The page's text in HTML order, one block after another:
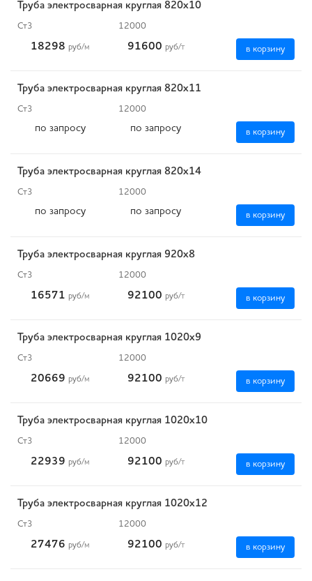
Труба электросварная круглая 820х10
Ст3 12000
18298 руб/м 91600 руб/т в корзину
Труба электросварная круглая 820х11
Ст3 12000
по запросу по запросу в корзину
Труба электросварная круглая 820х14
Ст3 12000
по запросу по запросу в корзину
Труба электросварная круглая 920х8
Ст3 12000
16571 руб/м 92100 руб/т в корзину
Труба электросварная круглая 1020х9
Ст3 12000
20669 руб/м 92100 руб/т в корзину
Труба электросварная круглая 1020х10
Ст3 12000
22939 руб/м 92100 руб/т в корзину
Труба электросварная круглая 1020х12
Ст3 12000
27476 руб/м 92100 руб/т в корзину